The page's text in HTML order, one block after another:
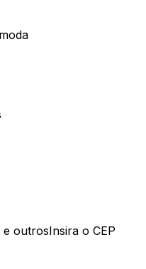
e outrosInsira o CEP